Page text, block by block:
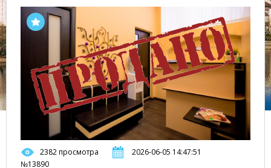
2382 просмотра
2026-06-05 14:47:51
№13890